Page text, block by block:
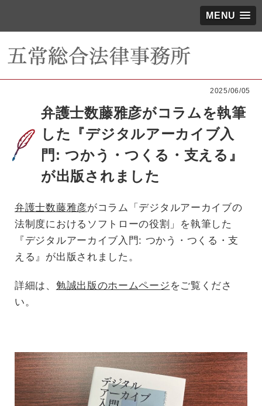
MENU
2025/06/05
弁護士数藤雅彦がコラムを執筆
した『デジタルアーカイブ入
門: つかう・つくる・支える』
が出版されました
弁護士数藤雅彦がコラム「デジタルアーカイブの
法制度におけるソフトローの役割」を執筆した
『デジタルアーカイブ入門: つかう・つくる・支
える』が出版されました。
詳細は、 勉誠出版のホームページ をご覧くださ
い。